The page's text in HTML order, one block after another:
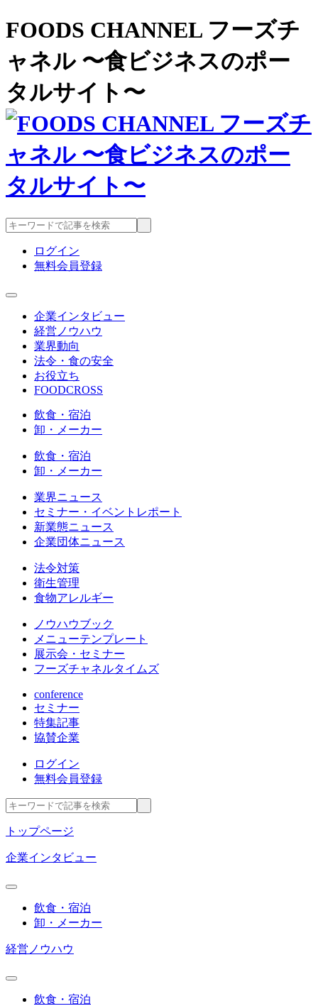
FOODS CHANNEL フーズチ
ャネル 〜食ビジネスのポー
タルサイト〜
ログイン
無料会員登録
企業インタビュー
経営ノウハウ
業界動向
法令・食の安全
お役立ち
FOODCROSS
飲食・宿泊
卸・メーカー
飲食・宿泊
卸・メーカー
業界ニュース
セミナー・イベントレポート
新業態ニュース
企業団体ニュース
法令対策
衛生管理
食物アレルギー
ノウハウブック
メニューテンプレート
展示会・セミナー
フーズチャネルタイムズ
conference
セミナー
特集記事
協賛企業
ログイン
無料会員登録
トップページ
企業インタビュー
飲食・宿泊
卸・メーカー
経営ノウハウ
飲食・宿泊